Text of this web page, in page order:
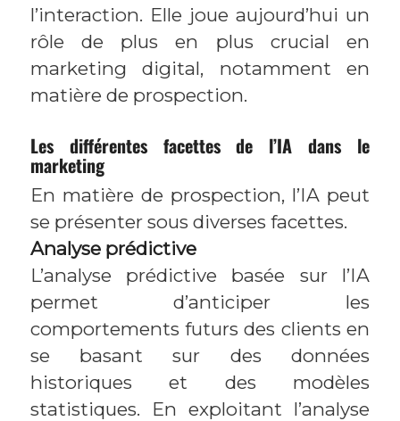
l’interaction. Elle joue aujourd’hui un
rôle de plus en plus crucial en
marketing digital, notamment en
matière de prospection.
Les différentes facettes de l’IA dans le
marketing
En matière de prospection, l’IA peut
se présenter sous diverses facettes.
Analyse prédictive
L’analyse prédictive basée sur l’IA
permet d’anticiper les
comportements futurs des clients en
se basant sur des données
historiques et des modèles
statistiques. En exploitant l’analyse